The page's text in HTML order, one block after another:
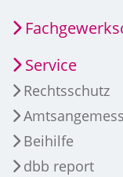
Service
Rechtsschutz
Beihilfe
dbb report